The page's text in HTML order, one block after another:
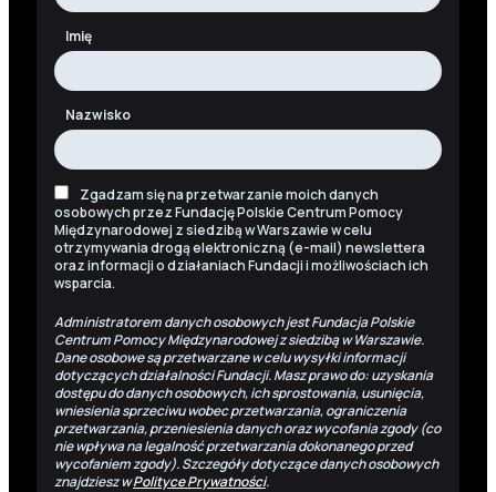
Imię
Nazwisko
Zgadzam się na przetwarzanie moich danych
osobowych przez Fundację Polskie Centrum Pomocy
Międzynarodowej z siedzibą w Warszawie w celu
otrzymywania drogą elektroniczną (e-mail) newslettera
oraz informacji o działaniach Fundacji i możliwościach ich
wsparcia.
Administratorem danych osobowych jest Fundacja Polskie
Centrum Pomocy Międzynarodowej z siedzibą w Warszawie.
Dane osobowe są przetwarzane w celu wysyłki informacji
dotyczących działalności Fundacji. Masz prawo do: uzyskania
dostępu do danych osobowych, ich sprostowania, usunięcia,
wniesienia sprzeciwu wobec przetwarzania, ograniczenia
przetwarzania, przeniesienia danych oraz wycofania zgody (co
nie wpływa na legalność przetwarzania dokonanego przed
wycofaniem zgody). Szczegóły dotyczące danych osobowych
znajdziesz wPolityce Prywatności.